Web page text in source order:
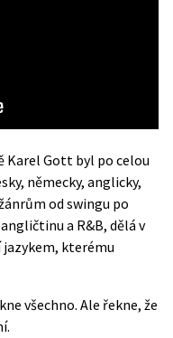
Karel Gott byl po celou
německy, anglicky,
od swingu po
a R&B, dělá v
kterému
všechno. Ale řekne, že